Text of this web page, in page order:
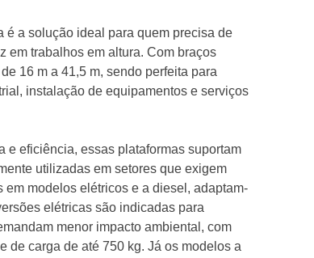
é a solução ideal para quem precisa de
em trabalhos em altura. Com braços
16 m a 41,5 m, sendo perfeita para
instalação de equipamentos e serviços
e eficiência, essas plataformas suportam
utilizadas em setores que exigem
modelos elétricos e a diesel, adaptam-
elétricas são indicadas para
menor impacto ambiental, com
de carga de até 750 kg. Já os modelos a